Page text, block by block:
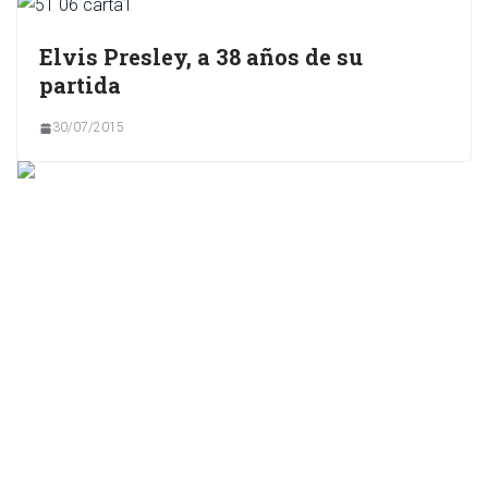
Elvis Presley, a 38 años de su
partida
30/07/2015